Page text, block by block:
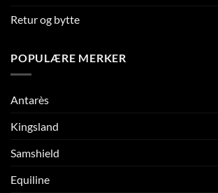
Retur og bytte
POPULÆRE MERKER
Antarès
Kingsland
Samshield
Equiline